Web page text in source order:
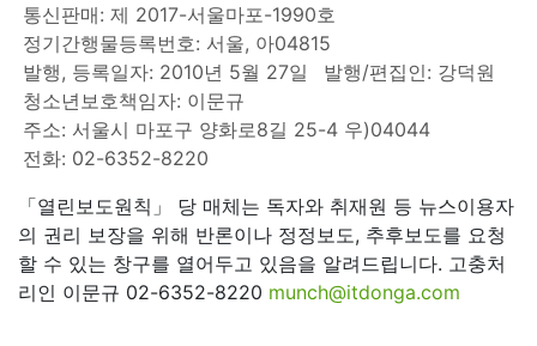
통신판매: 제 2017-서울마포-1990호
정기간행물등록번호: 서울, 아04815
발행, 등록일자: 2010년 5월 27일
발행/편집인: 강덕원
청소년보호책임자: 이문규
주소: 서울시 마포구 양화로8길 25-4 우)04044
전화: 02-6352-8220
「열린보도원칙」 당 매체는 독자와 취재원 등 뉴스이용자
의 권리 보장을 위해 반론이나 정정보도, 추후보도를 요청
할 수 있는 창구를 열어두고 있음을 알려드립니다. 고충처
리인 이문규 02-6352-8220 munch@itdonga.com